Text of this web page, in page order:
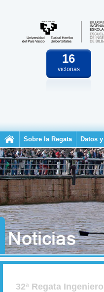
16
victorias
Sobre la Regata Datos
32ª Regata